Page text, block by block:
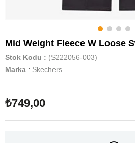
Mid Weight Fleece W Loose
Stok Kodu
(S222056-003)
Marka : Skechers
₺749,00